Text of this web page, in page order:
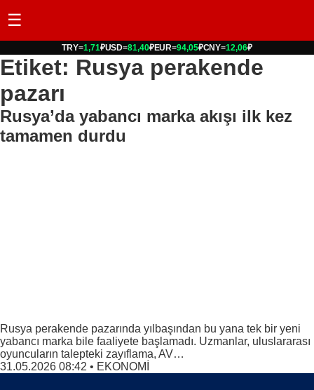
☰
TRY=1,71₽USD=81,40₽EUR=94,05₽CNY=12,06₽
Etiket: Rusya perakende
pazarı
Rusya’da yabancı marka akışı ilk kez
tamamen durdu
Rusya perakende pazarında yılbaşından bu yana tek bir yeni
yabancı marka bile faaliyete başlamadı. Uzmanlar, uluslararası
oyuncuların talepteki zayıflama, AV…
31.05.2026 08:42 • EKONOMİ